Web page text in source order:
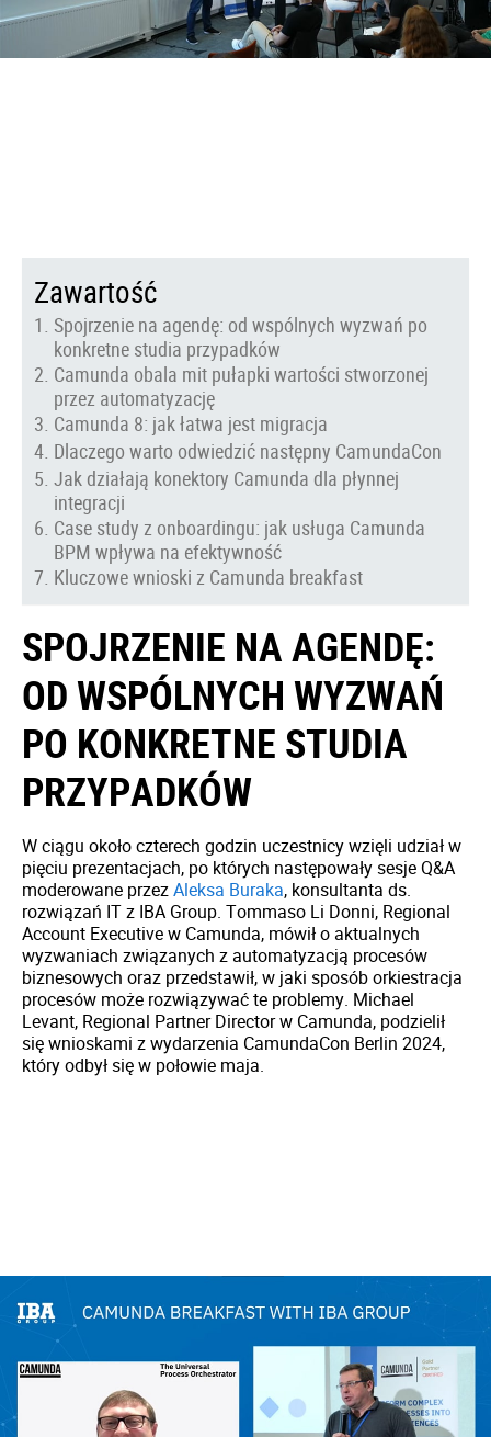
Zawartość
Spojrzenie na agendę: od wspólnych wyzwań po
konkretne studia przypadków
Camunda obala mit pułapki wartości stworzonej
przez automatyzację
Camunda 8: jak łatwa jest migracja
Dlaczego warto odwiedzić następny CamundaCon
Jak działają konektory Сamunda dla płynnej
integracji
Case study z onboardingu: jak usługa Camunda
BPM wpływa na efektywność
Kluczowe wnioski z Camunda breakfast
SPOJRZENIE NA AGENDĘ:
OD WSPÓLNYCH WYZWAŃ
PO KONKRETNE STUDIA
PRZYPADKÓW
W ciągu około czterech godzin uczestnicy wzięli udział w
pięciu prezentacjach, po których następowały sesje Q&A
moderowane przezAleksa Buraka, konsultanta ds.
rozwiązań IT z IBA Group. Tommaso Li Donni, Regional
Account Executive w Camunda, mówił o aktualnych
wyzwaniach związanych z automatyzacją procesów
biznesowych oraz przedstawił, w jaki sposób orkiestracja
procesów może rozwiązywać te problemy. Michael
Levant, Regional Partner Director w Camunda, podzielił
się wnioskami z wydarzenia CamundaCon Berlin 2024,
który odbył się w połowie maja.